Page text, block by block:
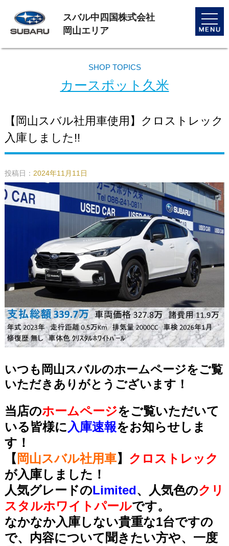
toggle
スバル中四国株式会社
岡山エリア
SHOP TOPICS
カースポット久米
【岡山スバル社用車使用】クロストレック
入庫しました!!
投稿日： 2024年11月11日
いつも岡山スバルのホームページをご覧
いただきありがとうございます！
当店のホームページをご覧いただいて
いる皆様に入庫速報をお知らせしま
す！
【 岡山スバル社用車】 クロストレック
が入庫しました！
人気グレードのLimited、人気色のクリ
スタルホワイトパールです。
なかなか入庫しない貴重な1台ですの
で、内容について聞きたい方や、一度